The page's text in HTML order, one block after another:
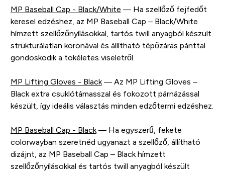
MP Baseball Cap - Black/White — Ha szellőző fejfedőt
keresel edzéshez, az MP Baseball Cap – Black/White
hímzett szellőzőnyílásokkal, tartós twill anyagból készült
strukturálatlan koronával és állítható tépőzáras pánttal
gondoskodik a tökéletes viseletről.
MP Lifting Gloves - Black— Az MP Lifting Gloves –
Black extra csuklótámasszal és fokozott párnázással
készült, így ideális választás minden edzőtermi edzéshez.
MP Baseball Cap - Black— Ha egyszerű, fekete
colorwayban szeretnéd ugyanazt a szellőző, állítható
dizájnt, az MP Baseball Cap – Black hímzett
szellőzőnyílásokkal és tartós twill anyagból készült